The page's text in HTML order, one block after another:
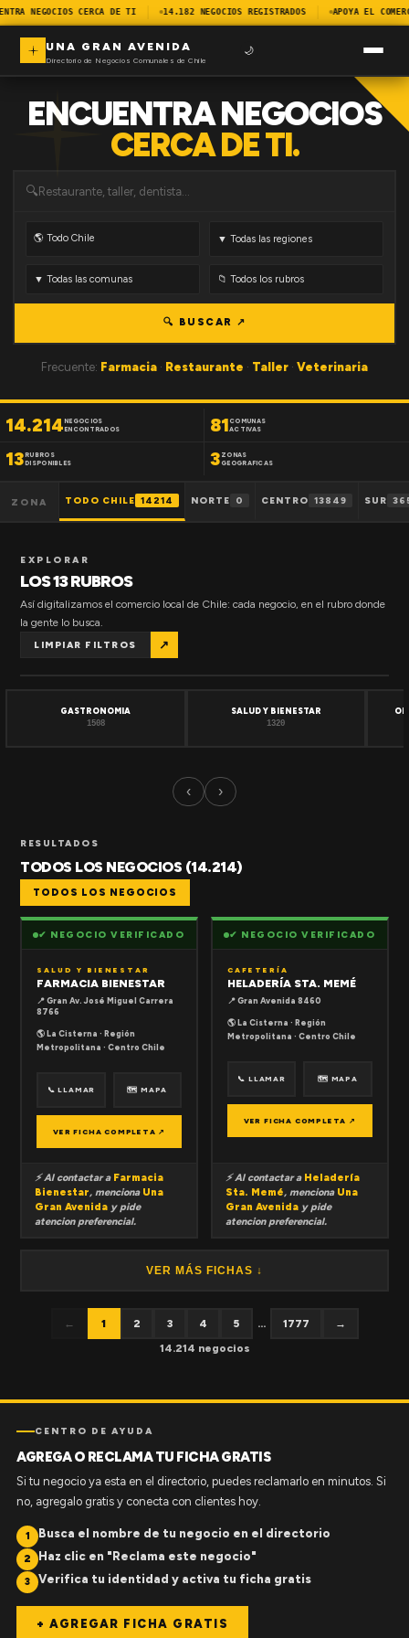
NEGOCIOS CERCA DE TI 14.182 NEGOCIOS REGISTRADOS APOYA EL
UNA GRAN AVENIDA
Directorio de Negocios Comunales de Chile
🌙
ENCUENTRA NEGOCIOS
CERCA DE TI.
🔍
🔍 BUSCAR ↗
Frecuente: Farmacia · Restaurante · Taller · Veterinaria
14.214NEGOCIOS
ENCONTRADOS
81 COMUNAS
ACTIVAS
13RUBROS
DISPONIBLES
3 ZONAS
GEOGRAFICAS
ZONA TODO CHILE 14214 NORTE 0 CENTRO 13849 SUR
EXPLORAR
LOS 13 RUBROS
Así digitalizamos el comercio local de Chile: cada negocio, en el rubro donde
la gente lo busca.
LIMPIAR FILTROS ↗
GASTRONOMIA
1508
SALUD Y BIENESTAR
1320
‹ ›
RESULTADOS
TODOS LOS NEGOCIOS (14.214)
TODOS LOS NEGOCIOS
✔ NEGOCIO VERIFICADO
SALUD Y BIENESTAR
FARMACIA BIENESTAR
📍 Gran Av. José Miguel Carrera
8766
🌎 La Cisterna · Región
Metropolitana · Centro Chile
📞 LLAMAR 🗺 MAPA
VER FICHA COMPLETA ↗
⚡ Al contactar a Farmacia
Bienestar, menciona Una
Gran Avenida y pide
atencion preferencial.
✔ NEGOCIO VERIFICADO
CAFETERÍA
HELADERÍA STA. MEMÉ
📍 Gran Avenida 8460
🌎 La Cisterna · Región
Metropolitana · Centro Chile
📞 LLAMAR 🗺 MAPA
VER FICHA COMPLETA ↗
⚡ Al contactar a Heladería
Sta. Memé, menciona Una
Gran Avenida y pide
atencion preferencial.
VER MÁS FICHAS ↓
← 1 2 3 4 5 ... 1777
→
14.214 negocios
CENTRO DE AYUDA
AGREGA O RECLAMA TU FICHA GRATIS
Si tu negocio ya esta en el directorio, puedes reclamarlo en minutos. Si
no, agregalo gratis y conecta con clientes hoy.
1 Busca el nombre de tu negocio en el directorio
2 Haz clic en "Reclama este negocio"
3 Verifica tu identidad y activa tu ficha gratis
+ AGREGAR FICHA GRATIS